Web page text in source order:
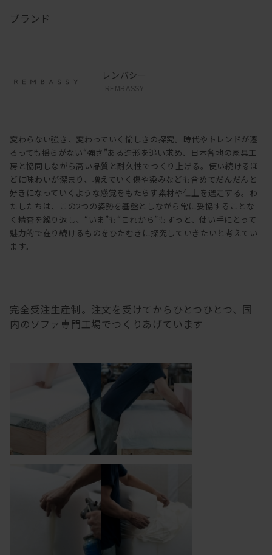
ブランド
レンバシー
REMBASSY
変わらない強さ、変わっていく愉しさの探究。時代やトレンドが遷
ろっても揺らがない“強さ”ある造形を追い求め、日本各地の家具工
房と協同しながら高い品質と耐久性でつくり上げる。使い続けるほ
どに味わいが深まり、増えていく傷や染みなども含めてだんだんと
好きになっていくような感覚をもたらす素材や仕上を選定する。わ
たしたちは、この2つの姿勢を基盤としながら常に妥協することな
く精査を繰り返し、“いま”も“これから”もずっと、使い手にとって
魅力的で在り続けるものをひたむきに探究していきたいと考えてい
ます。
完全受注生産制。注文を受けてからひとつひとつ、国
内のソファ専門工場でつくりあげています